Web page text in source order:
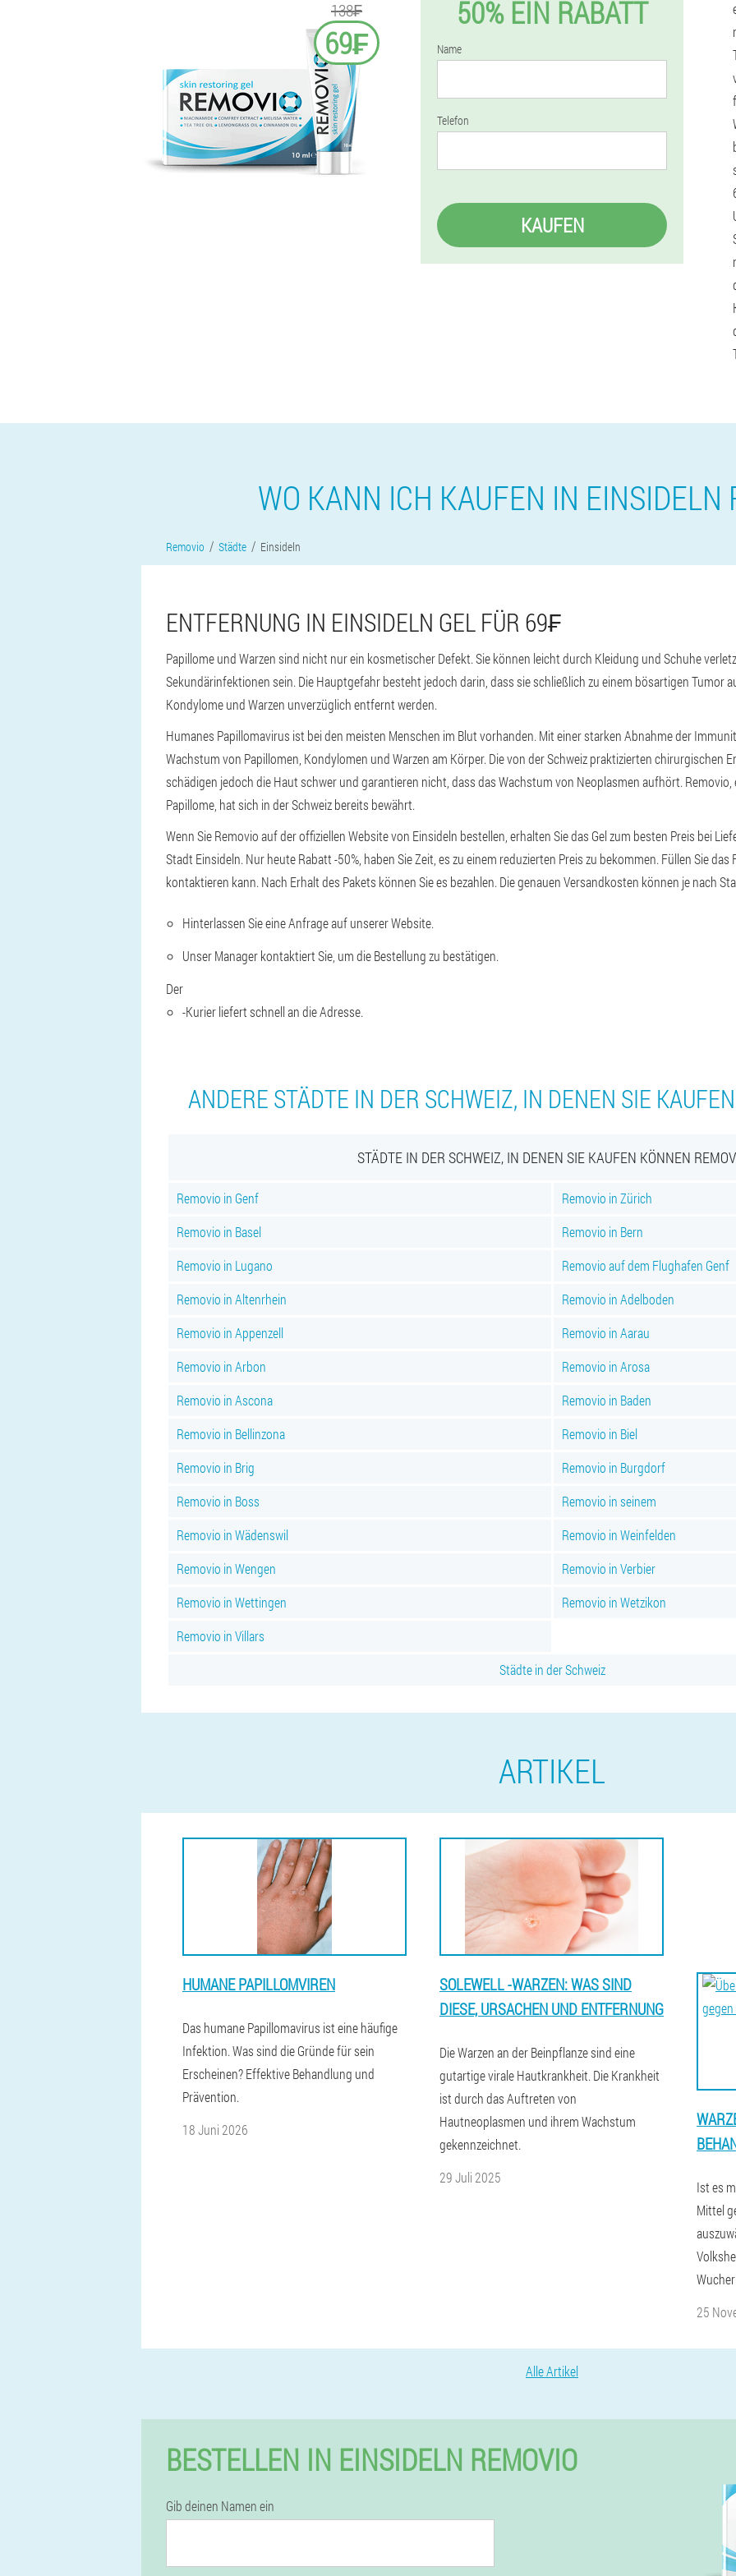
138₣
69₣
50% EIN RABATT
Name
Telefon
KAUFEN
WO KANN ICH KAUFEN IN EINSIDELN
Removio Städte Einsideln
ENTFERNUNG IN EINSIDELN GEL FÜR 69₣
Papillome und Warzen sind nicht nur ein kosmetischer Defekt. Sie können leicht durch Kleidung und Schuhe
Sekundärinfektionen sein. Die Hauptgefahr besteht jedoch darin, dass sie schließlich zu einem bösartigen Tumor
Kondylome und Warzen unverzüglich entfernt werden.
Humanes Papillomavirus ist bei den meisten Menschen im Blut vorhanden. Mit einer starken Abnahme der
Wachstum von Papillomen, Kondylomen und Warzen am Körper. Die von der Schweiz praktizierten chirurgischen
schädigen jedoch die Haut schwer und garantieren nicht, dass das Wachstum von Neoplasmen aufhört.
Papillome, hat sich in der Schweiz bereits bewährt.
Wenn Sie Removio auf der offiziellen Website von Einsideln bestellen, erhalten Sie das Gel zum besten Preis bei
Stadt Einsideln. Nur heute Rabatt -50%, haben Sie Zeit, es zu einem reduzierten Preis zu bekommen. Füllen Sie
kontaktieren kann. Nach Erhalt des Pakets können Sie es bezahlen. Die genauen Versandkosten können je nach
Hinterlassen Sie eine Anfrage auf unserer Website.
Unser Manager kontaktiert Sie, um die Bestellung zu bestätigen.
Der
-Kurier liefert schnell an die Adresse.
ANDERE STÄDTE IN DER SCHWEIZ, IN DENEN SIE
STÄDTE IN DER SCHWEIZ, IN DENEN SIE KAUFEN KÖNNEN
Removio in Genf
Removio in Zürich
Removio in Basel
Removio in Bern
Removio in Lugano
Removio auf dem Flughafen Genf
Removio in Altenrhein
Removio in Adelboden
Removio in Appenzell
Removio in Aarau
Removio in Arbon
Removio in Arosa
Removio in Ascona
Removio in Baden
Removio in Bellinzona
Removio in Biel
Removio in Brig
Removio in Burgdorf
Removio in Boss
Removio in seinem
Removio in Wädenswil
Removio in Weinfelden
Removio in Wengen
Removio in Verbier
Removio in Wettingen
Removio in Wetzikon
Removio in Villars
Städte in der Schweiz
ARTIKEL
HUMANE PAPILLOMVIREN
Das humane Papillomavirus ist eine häufige
Infektion. Was sind die Gründe für sein
Erscheinen? Effektive Behandlung und
Prävention.
18 Juni 2026
SOLEWELL -WARZEN: WAS SIND
DIESE, URSACHEN UND ENTFERNUNG
Die Warzen an der Beinpflanze sind eine
gutartige virale Hautkrankheit. Die Krankheit
ist durch das Auftreten von
Hautneoplasmen und ihrem Wachstum
gekennzeichnet.
29 Juli 2025
Ist es
Mittel
25
Alle Artikel
BESTELLEN IN EINSIDELN REMOVIO
Gib deinen Namen ein